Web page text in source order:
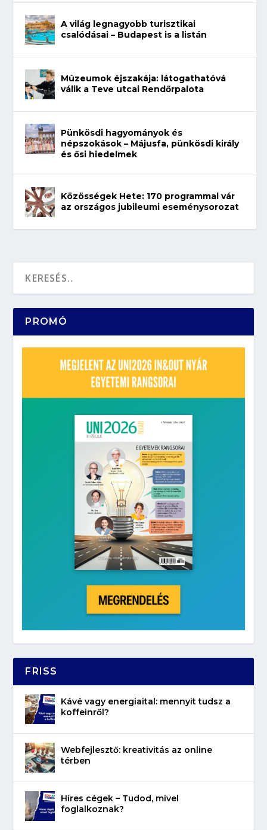
A világ legnagyobb turisztikai
csalódásai – Budapest is a listán
Múzeumok éjszakája: látogathatóvá
válik a Teve utcai Rendőrpalota
Pünkösdi hagyományok és
népszokások – Májusfa, pünkösdi király
és ősi hiedelmek
Közösségek Hete: 170 programmal vár
az országos jubileumi eseménysorozat
PROMÓ
FRISS
Kávé vagy energiaital: mennyit tudsz a
koffeinről?
Webfejlesztő: kreativitás az online
térben
Híres cégek – Tudod, mivel
foglalkoznak?